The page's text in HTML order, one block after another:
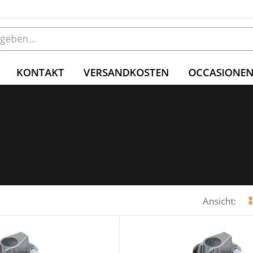
KONTAKT VERSANDKOSTEN OCCASIONEN
Ansicht: